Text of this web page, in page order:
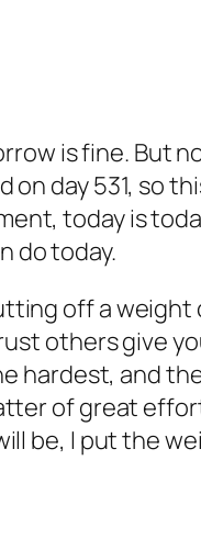
is fine. But
day 531, so
today is
do today.
off a weight
others give
hardest, and
of great
be, I put the